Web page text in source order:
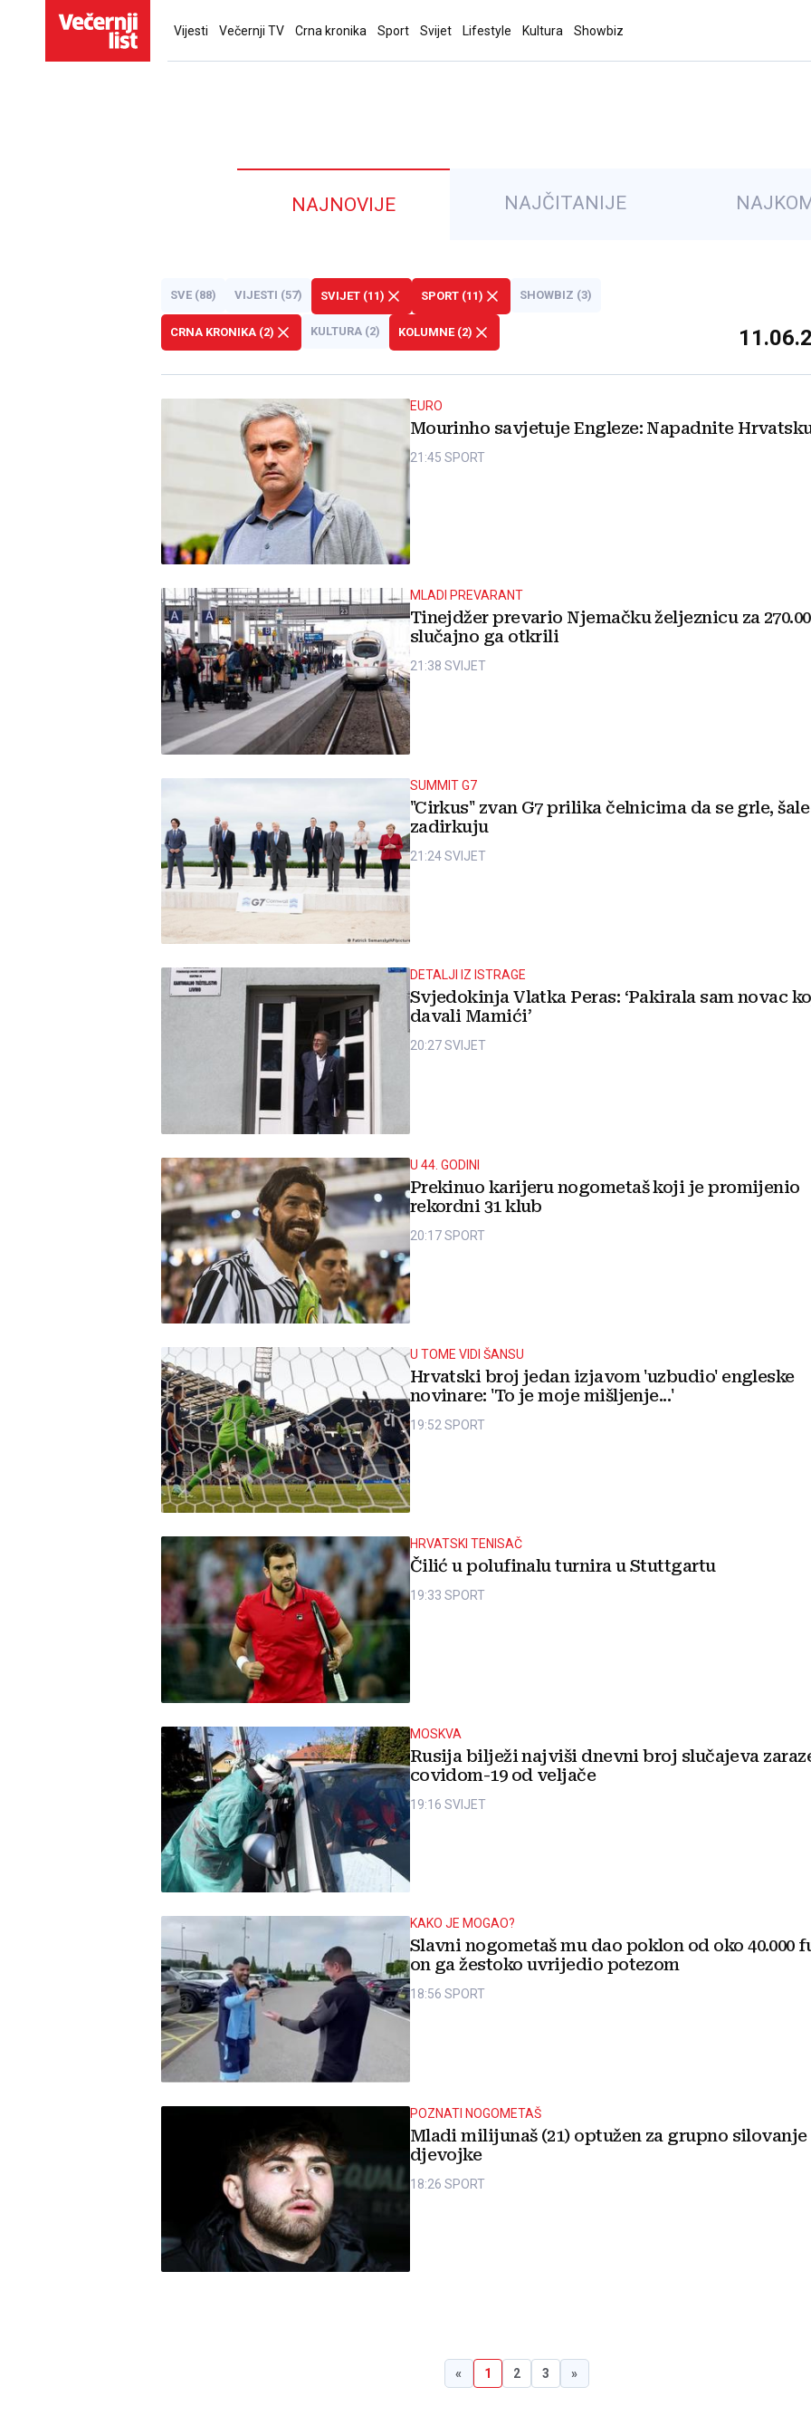
Vijesti Večernji TV Crna kronika Sport Svijet Lifestyle Kultura Showbiz
NAJNOVIJE NAJČITANIJE
SVE (88) VIJESTI (57) SVIJET (11) SPORT (11) SHOWBIZ (3)
CRNA KRONIKA (2) KULTURA (2) KOLUMNE (2)
EURO
Mourinho savjetuje Engleze: Napadnite
21:45 SPORT
MLADI PREVARANT
Tinejdžer prevario Njemačku željeznicu za
slučajno ga otkrili
21:38 SVIJET
SUMMIT G7
"Cirkus" zvan G7 prilika čelnicima da se grle,
zadirkuju
21:24SVIJET
DETALJI IZ ISTRAGE
Svjedokinja Vlatka Peras: ‘Pakirala sam novac
davali Mamići’
20:27SVIJET
U 44. GODINI
Prekinuo karijeru nogometaš koji je promijenio
rekordni 31 klub
20:17SPORT
U TOME VIDI ŠANSU
Hrvatski broj jedan izjavom 'uzbudio' engleske
novinare: 'To je moje mišljenje...'
19:52 SPORT
HRVATSKI TENISAČ
Čilić u polufinalu turnira u Stuttgartu
19:33 SPORT
MOSKVA
Rusija bilježi najviši dnevni broj slučajeva
covidom-19 od veljače
19:16 SVIJET
KAKO JE MOGAO?
Slavni nogometaš mu dao poklon od oko 40.000
on ga žestoko uvrijedio potezom
18:56 SPORT
POZNATI NOGOMETAŠ
Mladi milijunaš (21) optužen za grupno silovanje
djevojke
18:26 SPORT
« 1 2 3 »